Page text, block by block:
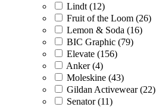
Lindt (12)
Fruit of the Loom (26)
Lemon & Soda (16)
BIC Graphic (79)
Elevate (156)
Anker (4)
Moleskine (43)
Gildan Activewear (22)
Senator (11)